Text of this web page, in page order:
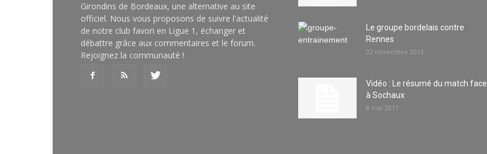
Girondins de Bordeaux, une alternative au site
officiel. Nous vous proposons de suivre l'actualité
de notre club favori en Ligue 1, échanger et
débattre grâce aux commentaires et le forum.
Rejoignez la communauté !
Le groupe bordelais contre
Rennes
22 novembre 2013
Vidéo : Le résumé du match face
à Sochaux
8 mai 2011